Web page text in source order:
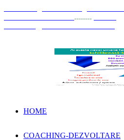
.........
HOME
COACHING-DEZVOLTARE